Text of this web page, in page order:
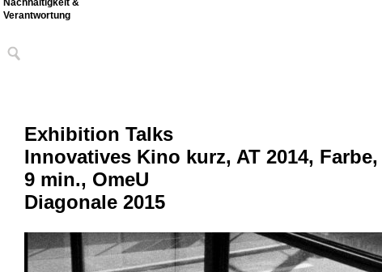
Nachhaltigkeit &
Verantwortung
Exhibition Talks
Innovatives Kino kurz, AT 2014, Farbe,
9 min., OmeU
Diagonale 2015